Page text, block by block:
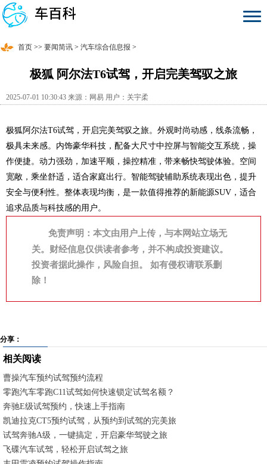
首页 >> 要闻简讯 > 汽车综合信息报 >
极狐 阿尔法T6试驾，开启完美驾驭之旅
2025-07-01 10:30:43 来源：网易 用户：关宇柔
极狐阿尔法T6试驾，开启完美驾驭之旅。外观时尚动感，线条流畅，
极具未来感。内饰豪华科技，配备大尺寸中控屏与智能交互系统，操
作便捷。动力强劲，加速平顺，操控精准，带来畅快驾驶体验。空间
宽敞，乘坐舒适，适合家庭出行。智能驾驶辅助系统表现出色，提升
安全与便利性。整体表现均衡，是一款值得推荐的新能源SUV，适合
追求品质与科技感的用户。
免责声明：本文由用户上传，与本网站立场无
关。财经信息仅供读者参考，并不构成投资建议。
投资者据此操作，风险自担。 如有侵权请联系删
除！
分享：
相关阅读
曹操汽车预约试驾预约流程
零跑汽车零跑C11试驾如何快速锁定试驾名额？
奔驰E级试驾预约，快速上手指南
凯迪拉克CT5预约试驾，从预约到试驾的完美旅程
试驾奔驰A级，一键搞定，开启豪华驾驶之旅
飞碟汽车试驾，轻松开启试驾之旅